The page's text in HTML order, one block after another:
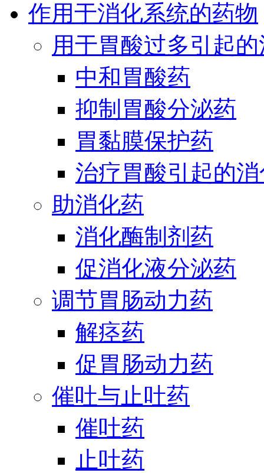
作用于消化系统的药物
用于胃酸过多引起
中和胃酸药
抑制胃酸分泌药
胃黏膜保护药
治疗胃酸引起的
助消化药
消化酶制剂药
促消化液分泌药
调节胃肠动力药
解痉药
促胃肠动力药
催吐与止吐药
催吐药
止吐药